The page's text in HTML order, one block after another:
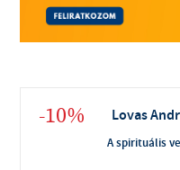
-10% Lovas
A spirituális